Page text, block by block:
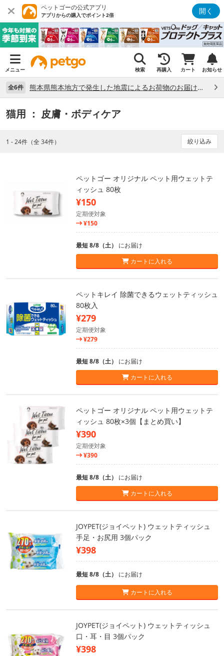
ペットゴーの公式アプリ
アプリからの購入でポイント2倍 開く
メニュー 検索 再購入 カート お知らせ
全6件 熊本県熊本地方で発生した地震によるお荷物のお届け状況について （7/28）
猫用 ： 皮膚・ボディケア
1 - 24件（全 34件） 絞り込み
ペットゴー オリジナル ペット用ウェットテ
ィッシュ 80枚
¥150
定期便対象
¥150
最短 8/8（土） にお届け
カートに入れる
ペットキレイ 除菌できるウェットティッシュ
80枚入
¥279
定期便対象
¥279
最短 8/8（土） にお届け
カートに入れる
ペットゴー オリジナル ペット用ウェットテ
ィッシュ 80枚×3個【まとめ買い】
¥390
定期便対象
¥390
最短 8/8（土） にお届け
カートに入れる
JOYPET(ジョイペット) ウェットティッシュ
手足・お尻用 3個パック
¥398
最短 8/8（土） にお届け
カートに入れる
JOYPET(ジョイペット) ウェットティッシュ
口・耳・目 3個パック
¥398